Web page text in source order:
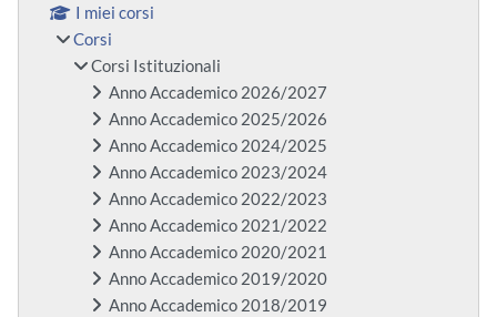
I miei corsi
Corsi
Corsi Istituzionali
Anno Accademico 2026/2027
Anno Accademico 2025/2026
Anno Accademico 2024/2025
Anno Accademico 2023/2024
Anno Accademico 2022/2023
Anno Accademico 2021/2022
Anno Accademico 2020/2021
Anno Accademico 2019/2020
Anno Accademico 2018/2019